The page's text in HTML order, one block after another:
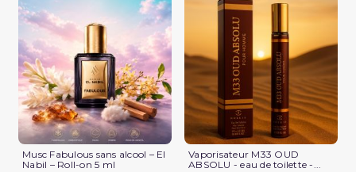
Musc Fabulous sans alcool – El
Nabil – Roll-on 5 ml
Vaporisateur M33 OUD
ABSOLU - eau de toilette -...